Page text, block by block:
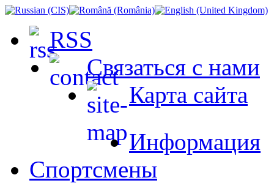
RSS
Связаться с нами
Карта сайта
Информация
Спортсмены